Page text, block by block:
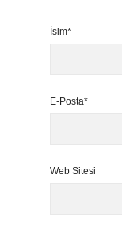
İsim*
E-Posta*
Web Sitesi